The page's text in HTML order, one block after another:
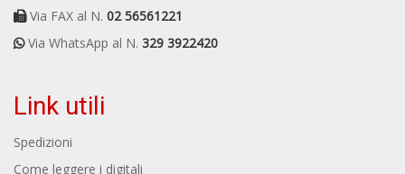
Via FAX al N. 02 56561221
Via WhatsApp al N. 329 3922420
Link utili
Spedizioni
Come leggere i digitali